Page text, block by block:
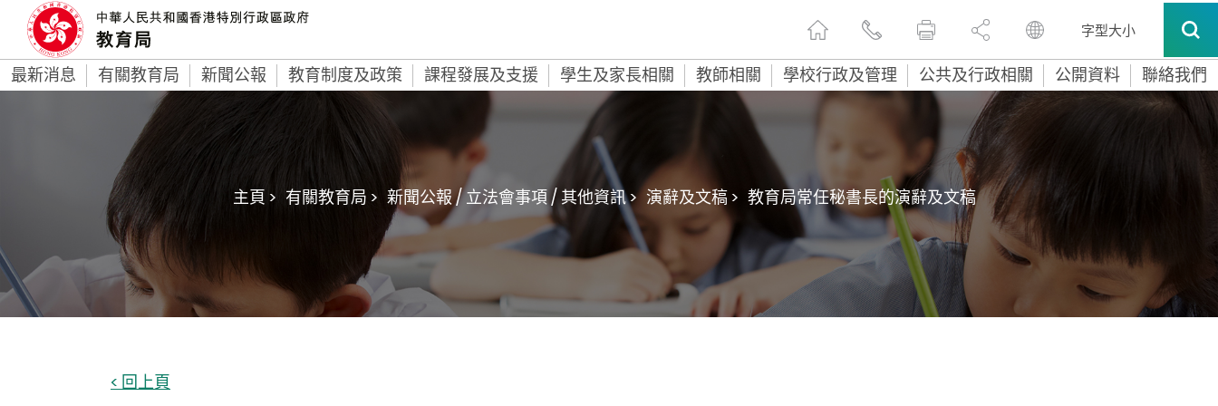
字型大小
最新消息 有關教育局 新聞公報 教育制度及政策 課程發展及支援 學生及家長相關 教師相關 學校行政及管理 公共及行政相關 公開資料 聯絡我們
主頁 > 有關教育局 > 新聞公報 / 立法會事項 / 其他資訊 > 演辭及文稿 > 教育局常任秘書長的演辭及文稿
< 回上頁